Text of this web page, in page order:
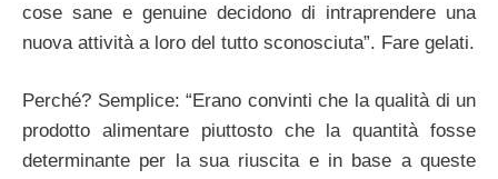
cose sane e genuine decidono di intraprendere una
nuova attività a loro del tutto sconosciuta”. Fare gelati.
Perché? Semplice: “Erano convinti che la qualità di un
prodotto alimentare piuttosto che la quantità fosse
determinante per la sua riuscita e in base a queste